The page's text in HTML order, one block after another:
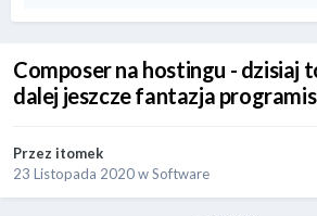
Composer na hostingu - dzisiaj
dalej jeszcze fantazja
Przez itomek
23 Listopada 2020wSoftware